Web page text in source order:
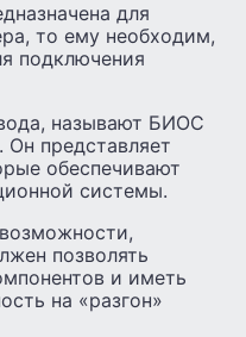
для
то ему необходим,
подключения
называют БИОС
Он представляет
обеспечивают
системы.
позволять
и иметь
на «разгон»